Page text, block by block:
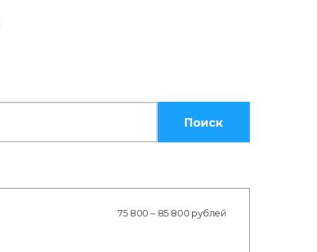
Поиск
75 800 – 85 800 рублей